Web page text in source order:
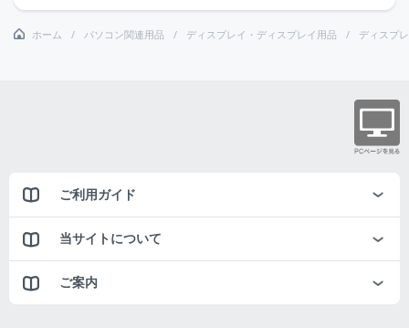
ホーム パソコン関連用品 ディスプレイ・ディスプレイ用品 ディスプ
ご利用ガイド
当サイトについて
ご案内